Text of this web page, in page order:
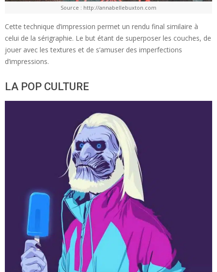
Source : http://annabellebuxton.com
Cette technique d’impression permet un rendu final similaire à
celui de la sérigraphie. Le but étant de superposer les couches, de
jouer avec les textures et de s’amuser des imperfections
d’impressions.
LA POP CULTURE